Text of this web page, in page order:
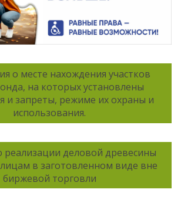
о месте нахождения участков
и запреты, режиме их охраны и
использования.
деловой древесины
в заготовленном виде вне
биржевой торговли